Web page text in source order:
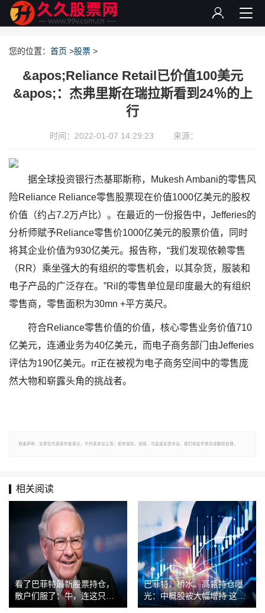
您的位置： 首页 >股票 >
&apos;Reliance Retail已价值100美元
&apos;：杰弗里斯在瑞拉斯看到24％的上
行
时间：2022-01-07 14:29:23 来源：
据全球投资银行杰基耶斯称，Mukesh Ambani的零售风
险Reliance Reliance零售股票现在价值1000亿美元的股权
价值（约占7.2万卢比）。在最近的一份报告中，Jefferies的
分析师赋予Reliance零售价1000亿美元的股票价值，同时
将其企业价值为930亿美元。报告称，“我们发现依赖零售
（RR）乘坐强大的有组织的零售机会，以其杂货，服装和
电子产品的广泛存在。”Ril的零售单位是印度最大的有组织
零售商，零售面积为30mn +平方英尺。
符合Reliance零售价值的价值，核心零售业务价值710
亿美元，连通业务为40亿美元，而电子商务部门由Jefferies
评估为190亿美元。rr正在被视为电子商务空间中的零售庞
然大物和崭露头角的挑战者。
郑重声明：文章仅代表原作者观点，不代表本站立场；如有侵权、违规，可直接反馈本站，我们将会作修改或删除处理。
相关阅读
看了巴菲特最新股票持仓，
散户们服了：牛，连这只票
都能精准潜伏
巴菲特、桥水、高瓴持仓曝
光：中概股被大幅增持 这只
股票引来私募重仓